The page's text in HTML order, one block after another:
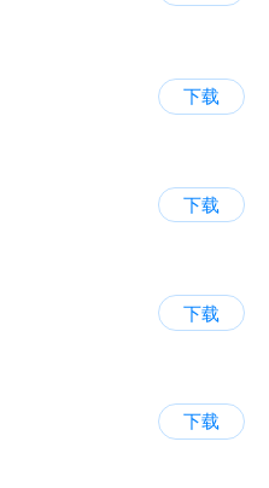
下载
下载
下载
下载